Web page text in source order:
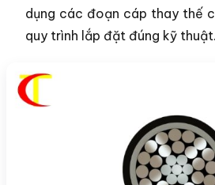
dụng các đoạn cáp thay thế
quy trình lắp đặt đúng kỹ thuật.